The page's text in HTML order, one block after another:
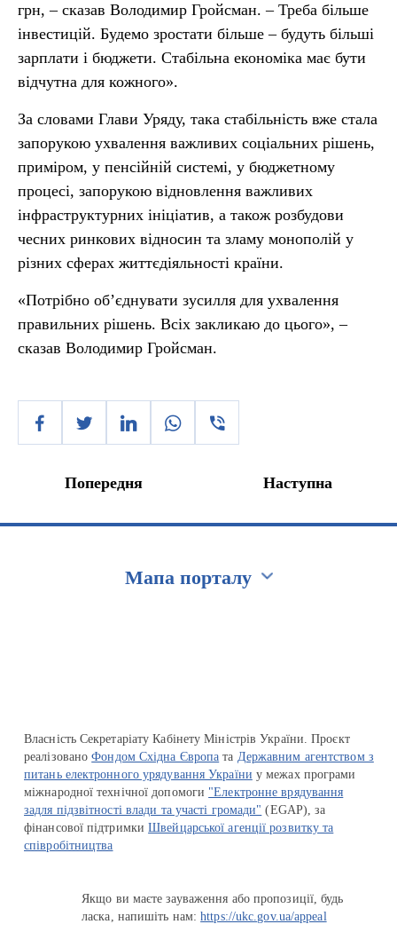
грн, – сказав Володимир Гройсман. – Треба більше
інвестицій. Будемо зростати більше – будуть більші
зарплати і бюджети. Стабільна економіка має бути
відчутна для кожного».
За словами Глави Уряду, така стабільність вже стала
запорукою ухвалення важливих соціальних рішень,
приміром, у пенсійній системі, у бюджетному
процесі, запорукою відновлення важливих
інфраструктурних ініціатив, а також розбудови
чесних ринкових відносин та зламу монополій у
різних сферах життєдіяльності країни.
«Потрібно об’єднувати зусилля для ухвалення
правильних рішень. Всіх закликаю до цього», –
сказав Володимир Гройсман.
Попередня Наступна
Мапа порталу
Власність Секретаріату Кабінету Міністрів України. Проєкт
реалізованоФондом Східна Європа та Державним агентством з
питань електронного урядування України у межах програми
міжнародної технічної допомоги "Електронне врядування
задля підзвітності влади та участі громади" (EGAP), за
фінансової підтримкиШвейцарської агенції розвитку та
співробітництва
Якщо ви маєте зауваження або пропозиції, будь
ласка, напишіть нам:https://ukc.gov.ua/appeal